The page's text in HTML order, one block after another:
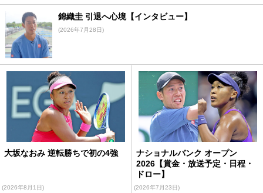
錦織圭 引退へ心境【インタビュー】
(2026年7月28日)
大坂なおみ 逆転勝ちで初の4強
(2026年8月1日)
ナショナルバンク オープン
2026【賞金・放送予定・日程・
ドロー】
(2026年7月23日)